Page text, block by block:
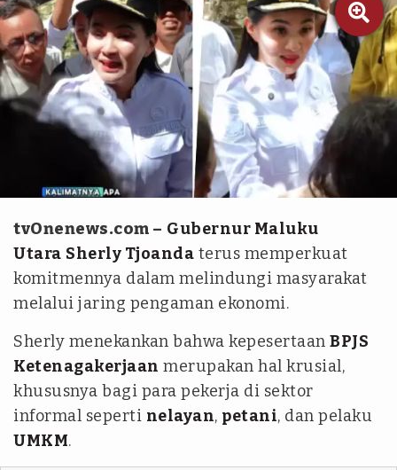

tvOnenews.com – Gubernur Maluku
Utara Sherly Tjoanda terus memperkuat
komitmennya dalam melindungi masyarakat
melalui jaring pengaman ekonomi.
Sherly menekankan bahwa kepesertaan BPJS
Ketenagakerjaan merupakan hal krusial,
khususnya bagi para pekerja di sektor
informal seperti nelayan, petani, dan pelaku
UMKM.